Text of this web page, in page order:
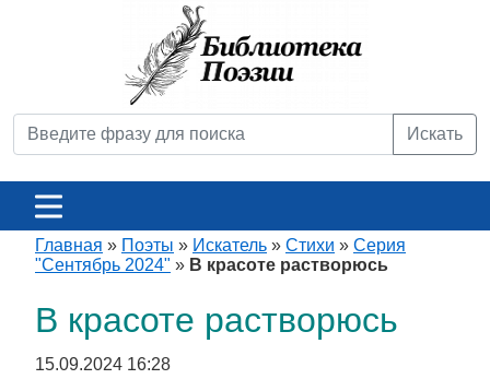
Искать
Главная » Поэты » Искатель » Стихи » Серия
"Сентябрь 2024" » В красоте растворюсь
В красоте растворюсь
15.09.2024 16:28